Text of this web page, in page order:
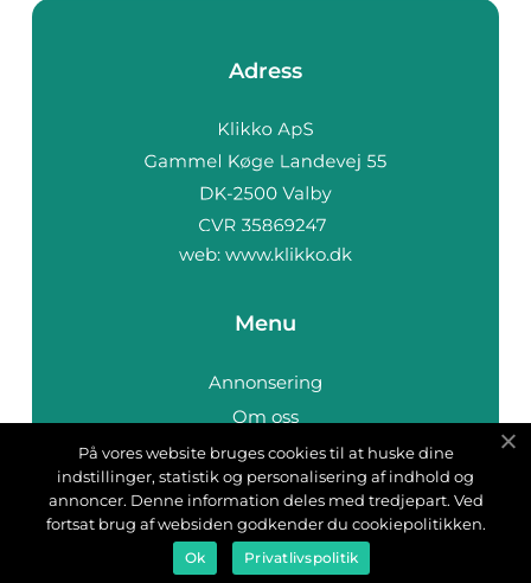
Adress
web: www.klikko.dk
Menu
Annonsering
Om oss
Cookies
Kontakta oss
Sitemap
På vores website bruges cookies til at huske dine
indstillinger, statistik og personalisering af indhold og
annoncer. Denne information deles med tredjepart. Ved
fortsat brug af websiden godkender du cookiepolitikken.
Ok Privatlivspolitik